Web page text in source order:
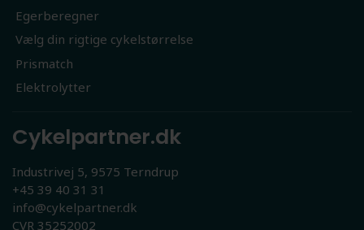
Egerberegner
Vælg din rigtige cykelstørrelse
Prismatch
Elektrolytter
Cykelpartner.dk
Industrivej 5, 9575 Terndrup
+45 39 40 31 31
info@cykelpartner.dk
CVR 35252002